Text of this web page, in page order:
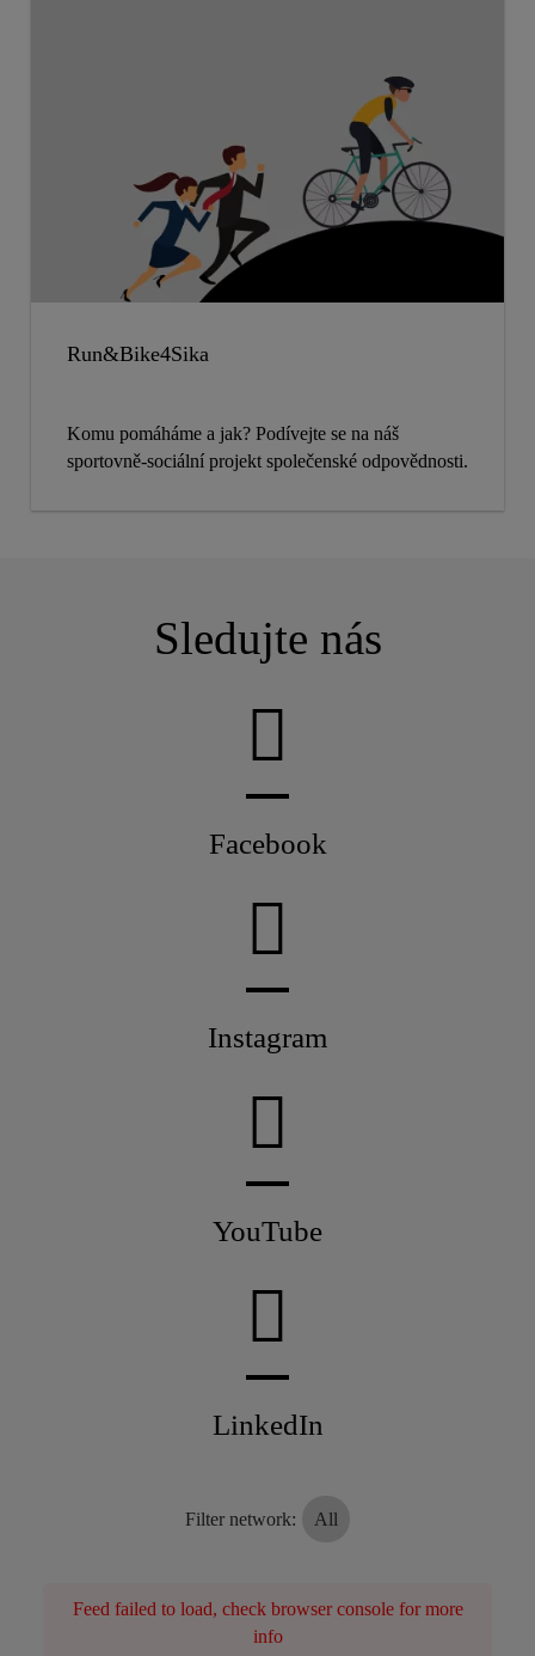
Run&Bike4Sika
Komu pomáháme a jak? Podívejte se na náš
sportovně-sociální projekt společenské odpovědnosti.
Sledujte nás
Facebook
Instagram
YouTube
LinkedIn
Filter network: All
Feed failed to load, check browser console for more
info